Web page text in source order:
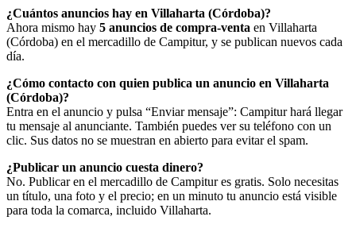
¿Cuántos anuncios hay en Villaharta (Córdoba)?
Ahora mismo hay 5 anuncios de compra-venta en Villaharta
(Córdoba) en el mercadillo de Campitur, y se publican nuevos cada
día.
¿Cómo contacto con quien publica un anuncio en Villaharta
(Córdoba)?
Entra en el anuncio y pulsa “Enviar mensaje”: Campitur hará llegar
tu mensaje al anunciante. También puedes ver su teléfono con un
clic. Sus datos no se muestran en abierto para evitar el spam.
¿Publicar un anuncio cuesta dinero?
No. Publicar en el mercadillo de Campitur es gratis. Solo necesitas
un título, una foto y el precio; en un minuto tu anuncio está visible
para toda la comarca, incluido Villaharta.